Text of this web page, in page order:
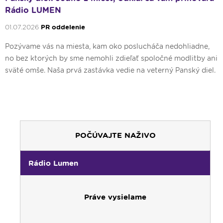
Rádio LUMEN
01.07.2026 PR oddelenie
Pozývame vás na miesta, kam oko poslucháča nedohliadne,
no bez ktorých by sme nemohli zdieľať spoločné modlitby ani
sväté omše. Naša prvá zastávka vedie na veterný Panský diel.
POČÚVAJTE NAŽIVO
Rádio Lumen
Práve vysielame